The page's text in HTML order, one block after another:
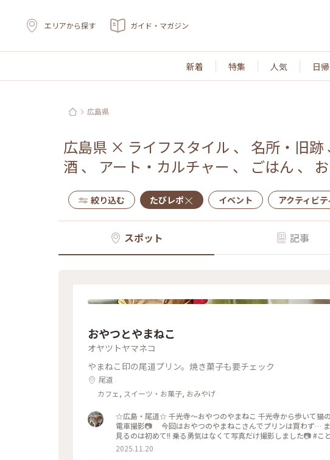
エリアから探す ガイド・マガジン
新着 特集 人気 日
広島県
広島県 × ライフスタイル 、 名所・旧跡
酒 、 アート・カルチャー 、 ごはん 、
絞り込む たびレポ イベント アクティビ
スポット 記事
おやつとやまねこ
オヤツトヤマネコ
やまねこ印の尾道プリン。焼き菓子も要チェック
尾道
カフェ, スイーツ・お菓子, おみやげ
☆広島・尾道☆ 千光寺〜おやつのやまねこ 千光寺から歩いて猫
電車撮影📷 今回はおやつのやまねこさんでプリンは買わず…
見るのは初めて!! 乗る勇気はなくて写真だけ撮影しました📷 #ことりっぷと一緒 #ことりっぷ #出戻り #写真 #一眼レ
2025.11.20